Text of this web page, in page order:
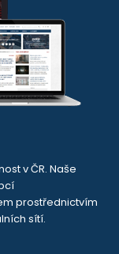
v ČR. Naše
prostřednictvím
sítí.